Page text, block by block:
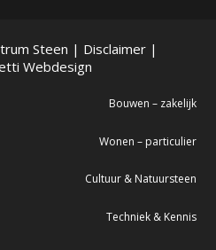
Steen | Disclaimer|
Webdesign
Bouwen – zakelijk
Wonen – particulier
Cultuur & Natuursteen
Techniek & Kennis